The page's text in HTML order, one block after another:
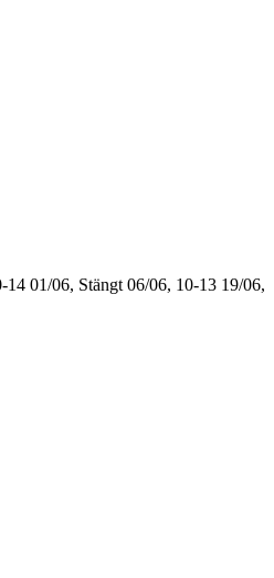
14 01/06, Stängt 06/06, 10-13 19/06,